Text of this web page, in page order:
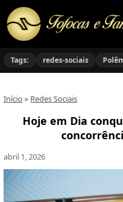
Tags: redes-sociais
Início » Redes Sociais
Hoje em Dia
abril 1, 2026